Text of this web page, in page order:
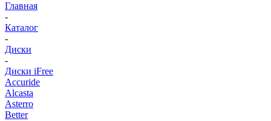
Главная
-
Каталог
-
Диски
-
Диски iFree
Accuride
Alcasta
Asterro
Better